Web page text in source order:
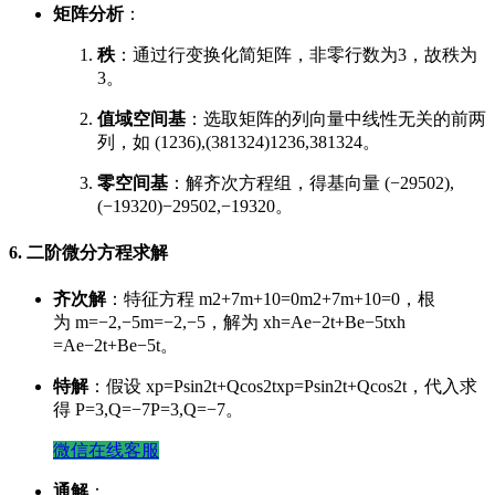
矩阵分析：
秩：通过行变换化简矩阵，非零行数为3，故秩为
3。
值域空间基 ：选取矩阵的列向量中线性无关的前两
列，如 (1236),(381324)1236,381324。
零空间基 ：解齐次方程组，得基向量 (−29502),
(−19320)−29502,−19320。
6. 二阶微分方程求解
齐次解：特征方程 m2+7m+10=0m2+7m+10=0 ，根
为 m=−2,−5m=−2,−5 ，解为 xh=Ae−2t+Be−5txh
=Ae−2t+Be−5t。
特解：假设 xp=Psin⁡2t+Qcos⁡2txp=Psin2t+Qcos2t ，代入求
得 P=3,Q=−7P=3,Q=−7。
微信在线客服